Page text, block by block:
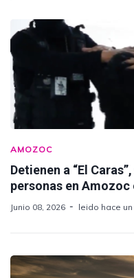
AMOZOC
Detienen a “El
personas en
Junio 08, 2026 leido hace